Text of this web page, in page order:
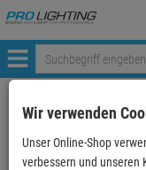
Menü
Wir verwenden
Unser Online-Shop
verbessern und unseren